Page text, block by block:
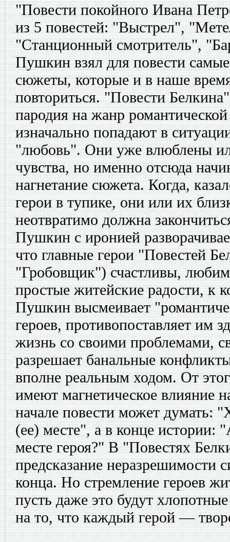
"Повести покойного Ивана
из 5 повестей: "Выстрел",
"Станционный смотритель",
Пушкин взял для повести
сюжеты, которые и в наше
повториться. "Повести
пародия на жанр
изначально попадают в
"любовь". Они уже влюблены
чувства, но именно отсюда
нагнетание сюжета. Когда,
герои в тупике, они или их
неотвратимо должна
Пушкин с иронией
что главные герои "Повестей
"Гробовщик") счастливы,
простые житейские радости, к
Пушкин высмеивает
героев, противопоставляет им
жизнь со своими проблемами,
разрешает банальные
вполне реальным ходом. От
имеют магнетическое влияние
начале повести может думать:
(ее) месте", а в конце истории:
месте героя?" В "Повестях
предсказание неразрешимости
конца. Но стремление героев
пусть даже это будут
на то, что каждый герой —